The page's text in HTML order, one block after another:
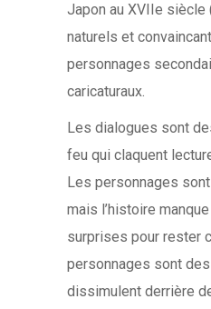
Japon au XVIIe
naturels et
personnages
caricaturaux.
Les dialogues sont
feu qui claquent
Les personnages
mais l’histoire
surprises pour rester
personnages sont
dissimulent derrière